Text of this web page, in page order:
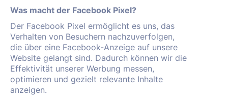
Was macht der Facebook Pixel?
Der Facebook Pixel ermöglicht es uns, das
Verhalten von Besuchern nachzuverfolgen,
die über eine Facebook-Anzeige auf unsere
Website gelangt sind. Dadurch können wir die
Effektivität unserer Werbung messen,
optimieren und gezielt relevante Inhalte
anzeigen.